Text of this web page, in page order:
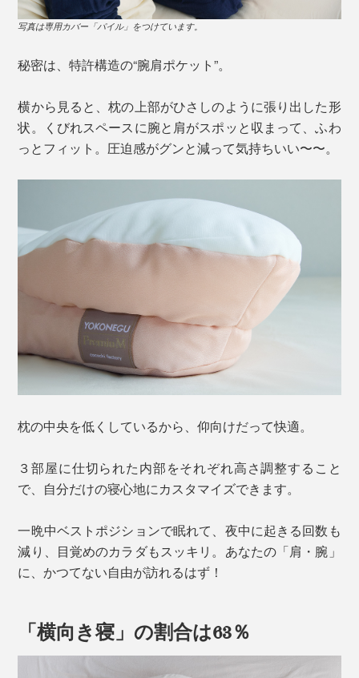
写真は専用カバー「パイル」をつけています。
秘密は、特許構造の“腕肩ポケット”。
横から見ると、枕の上部がひさしのように張り出した形
状。くびれスペースに腕と肩がスポッと収まって、ふわ
っとフィット。圧迫感がグンと減って気持ちいい〜〜。
枕の中央を低くしているから、仰向けだって快適。
３部屋に仕切られた内部をそれぞれ高さ調整すること
で、自分だけの寝心地にカスタマイズできます。
一晩中ベストポジションで眠れて、夜中に起きる回数も
減り、目覚めのカラダもスッキリ。あなたの「肩・腕」
に、かつてない自由が訪れるはず！
「横向き寝」の割合は63％